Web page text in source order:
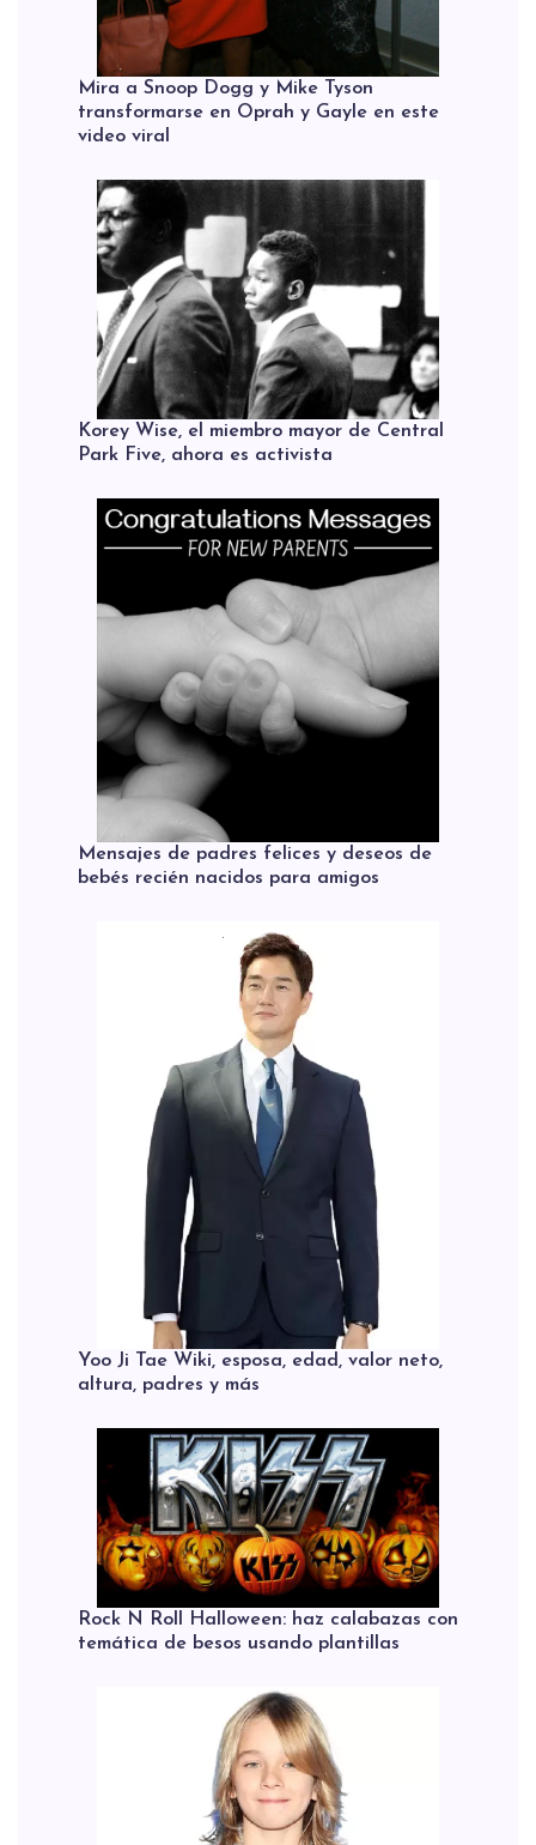
Mira a Snoop Dogg y Mike Tyson
transformarse en Oprah y Gayle en este
video viral
Korey Wise, el miembro mayor de Central
Park Five, ahora es activista
Mensajes de padres felices y deseos de
bebés recién nacidos para amigos
Yoo Ji Tae Wiki, esposa, edad, valor neto,
altura, padres y más
Rock N Roll Halloween: haz calabazas con
temática de besos usando plantillas